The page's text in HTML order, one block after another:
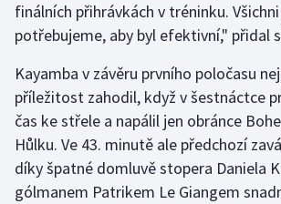
Judo
Lezení
Lyže a snowboard
Moderní pětiboj
finálních přihrávkách v tréninku.
potřebujeme, aby byl efektivní," přidal
Kayamba v závěru prvního poločasu
příležitost zahodil, když v šestnáctce
čas ke střele a napálil jen obránce
Hůlku. Ve 43. minutě ale předchozí
díky špatné domluvě stopera Daniela
gólmanem Patrikem Le Giangem